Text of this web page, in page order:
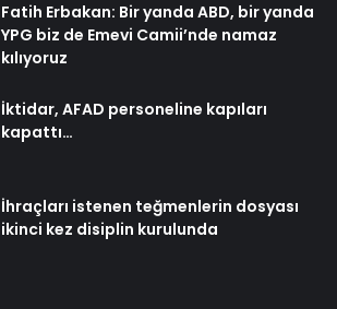
Fatih Erbakan: Bir yanda ABD, bir yanda
YPG biz de Emevi Camii’nde namaz
kılıyoruz
İktidar, AFAD personeline kapıları
kapattı…
İhraçları istenen teğmenlerin dosyası
ikinci kez disiplin kurulunda